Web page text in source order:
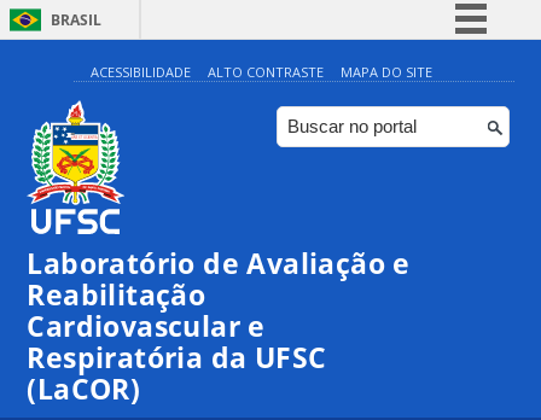
BRASIL
Simplifique!
Comunica BR
Participe
Canais
ACESSIBILIDADE ALTO CONTRASTE MAPA DO SITE
Laboratório de Avaliação e
Reabilitação
Cardiovascular e
Respiratória da UFSC
(LaCOR)